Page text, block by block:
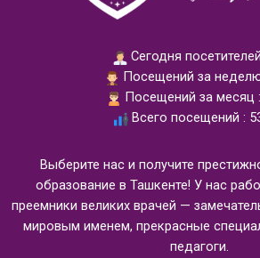
Сегодня
Посещений за
Посещений за месяц
Всего посещений :
Выберите нас и получите
образование в Ташкенте! У нас
преемники великих врачей —
мировым именем, прекрасные
педагоги.